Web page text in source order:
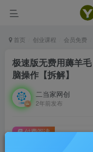
首页 创业课程 会员免费
极速版无费用薅羊
脑操作【拆解】
二当家网创
2年前发布
付费阅读